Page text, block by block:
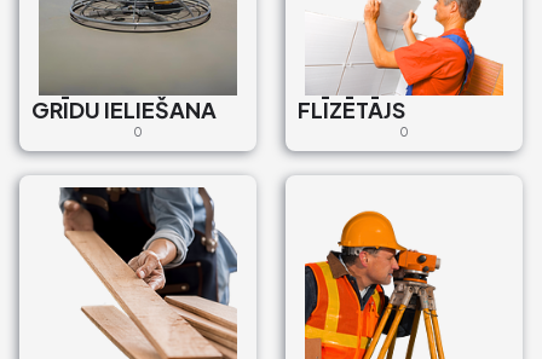
GRĪDU IELIEŠANA
0
FLĪZĒTĀJS
0